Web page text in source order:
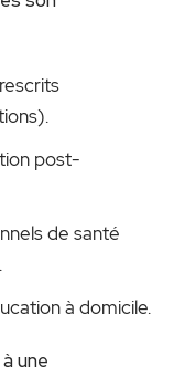
post-
de santé
à domicile.
une